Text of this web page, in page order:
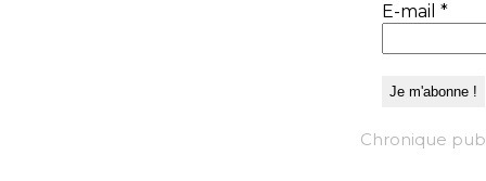
E-mail *
Chronique